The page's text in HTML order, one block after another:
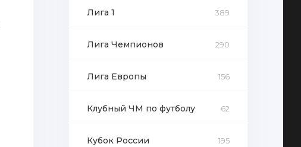
Лига 1 389
Лига Чемпионов 290
Лига Европы 156
Клубный ЧМ по футболу 62
Кубок России 195